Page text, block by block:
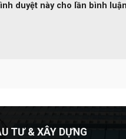
duyệt này cho lần bình
TƯ & XÂY DỰNG